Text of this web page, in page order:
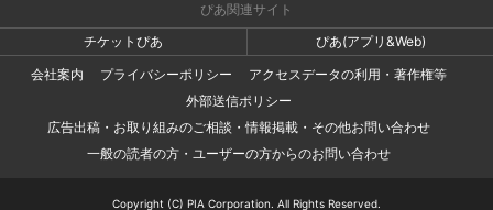
ぴあ関連サイト
チケットぴあ
ぴあ(アプリ&Web)
会社案内
プライバシーポリシー
アクセスデータの利用・著作権等
外部送信ポリシー
広告出稿・お取り組みのご相談・情報掲載・その他お問い合わせ
一般の読者の方・ユーザーの方からのお問い合わせ
Copyright (C) PIA Corporation. All Rights Reserved.